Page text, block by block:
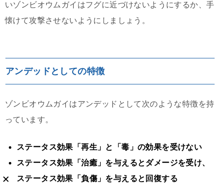
いゾンビオウムガイはフグに近づけないようにするか、手
懐けて攻撃させないようにしましょう。
アンデッドとしての特徴
ゾンビオウムガイはアンデッドとして次のような特徴を持
っています。
ステータス効果「再生」と「毒」の効果を受けない
ステータス効果「治癒」を与えるとダメージを受け、
ステータス効果「負傷」を与えると回復する